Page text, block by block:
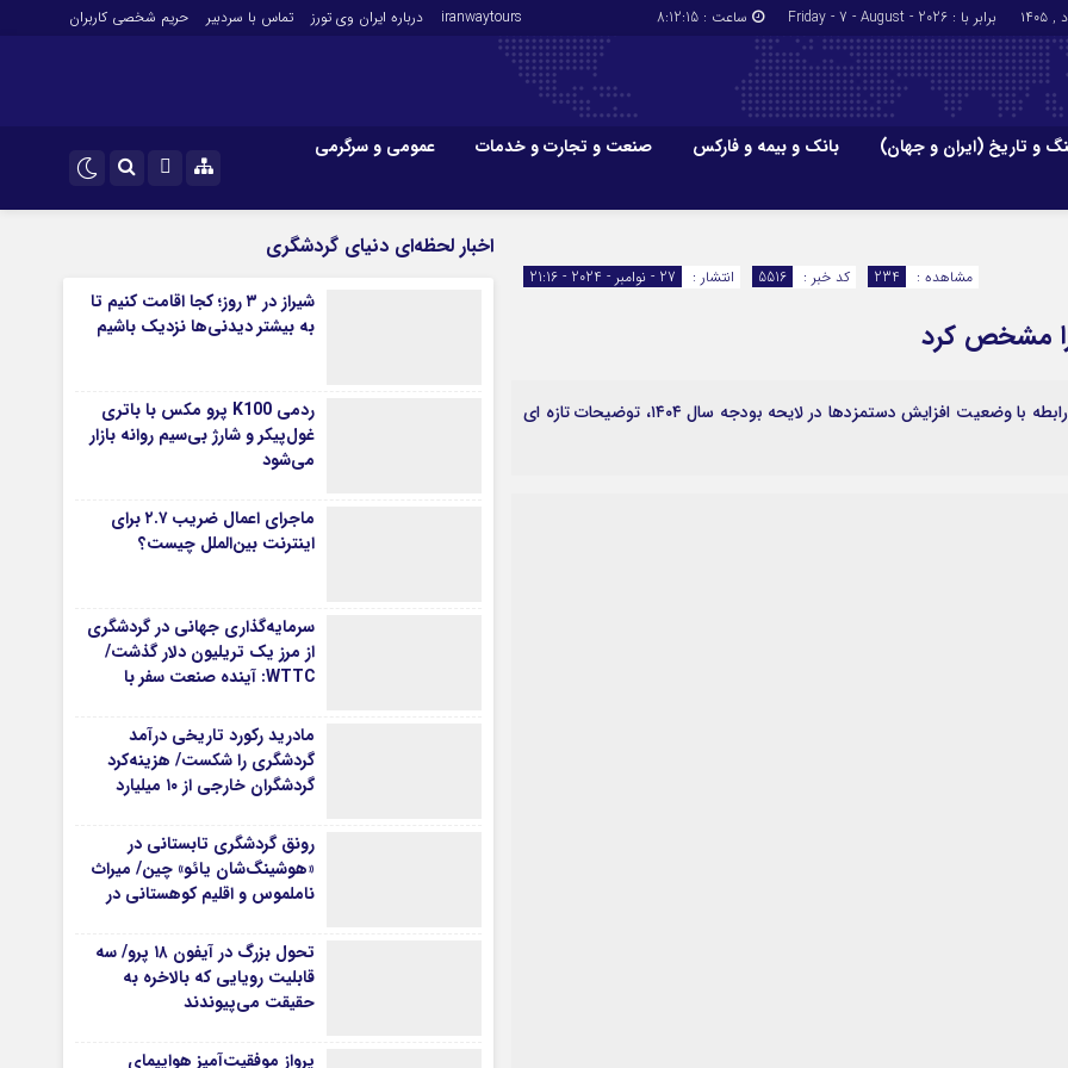
برابر با : Friday - 7 - August - 2026 ساعت : 8:12:15
iranwaytours درباره ایران وی تورز تماس با سردبیر حریم شخصی کاربران
و تاریخ (ایران و جهان) بانک و بیمه و فارکس صنعت و تجارت و خدمات
عمومی و سرگرمی
اینستاگرام
گزارش‌های خبری میراث فرهنگی
بانک و بیمه و فارکس
ارزدیجیتال
صنعت و تجارت و خدمات
اقتصاد گردشگری
خودرو
انتشار :
27 - نوامبر - 2024 - 21:16 کد خبر : 5516 مشاهده : 234
را مشخص کرد
رئیس مجلس در نشست خبری امروز ۷ آذرماه ۱۴۰۳، در رابطه با وضعیت افزایش دستمزدها در لایحه بودجه سال ۱۴۰۴، توضیحات تازه ای
اخبار لحظه‌ای دنیای گردشگری
شیراز در ۳ روز؛ کجا اقامت کنیم تا
به بیشتر دیدنی‌ها نزدیک باشیم
ردمی K100 پرو مکس با باتری
غول‌پیکر و شارژ بی‌سیم روانه بازار
می‌شود
ماجرای اعمال ضریب ۲.۷ برای
اینترنت بین‌الملل چیست؟
سرمایه‌گذاری جهانی در گردشگری
از مرز یک تریلیون دلار گذشت/
WTTC: آینده صنعت سفر با
تضمین می‌شود
مادرید رکورد تاریخی درآمد
گردشگری را شکست/ هزینه‌کرد
گردشگران خارجی از ۱۰ میلیارد
رونق گردشگری تابستانی در
«هوشینگ‌شان یائو» چین/ میراث
ناملموس و اقلیم کوهستانی در
تحول بزرگ در آیفون ۱۸ پرو/ سه
قابلیت رویایی که بالاخره به
حقیقت می‌پیوندند
پرواز موفقیت‌آمیز هواپیمای